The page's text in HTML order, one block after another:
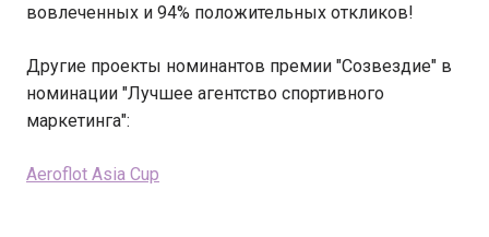
вовлеченных и 94% положительных откликов!
Другие проекты номинантов премии "Созвездие" в
номинации "Лучшее агентство спортивного
маркетинга":
Aeroflot Asia Cup